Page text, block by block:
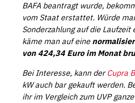
BAFA beantragt wurde,
vom Staat erstattet. Würde
Sonderzahlung auf die Laufzeit
käme man auf eine
von 424,34 Euro im Monat
Bei Interesse, kann der Cupra
kW auch bar gekauft werden.
ihr im Vergleich zum UVP